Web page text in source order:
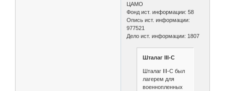
ЦАМО
Фонд ист. информации: 58
Опись ист. информации:
977521
Дело ист. информации: 1807
Шталаг III-C
Шталаг III-C был
лагерем для
военнопленных